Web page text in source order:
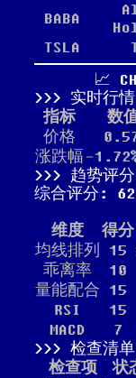
BABA
TSLA
📈
实时行情
指标
数
价格
涨跌幅 -
趋势评分
综合评分:
维度 得分
均线排列
15
乖离率
10
量能配合 15
RSI
15
MACD
7
检查清单
检查项
状